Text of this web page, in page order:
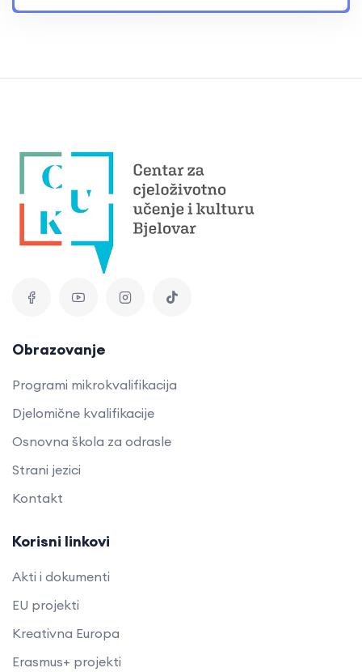
Obrazovanje
Programi mikrokvalifikacija
Djelomične kvalifikacije
Osnovna škola za odrasle
Strani jezici
Kontakt
Korisni linkovi
Akti i dokumenti
EU projekti
Kreativna Europa
Erasmus+ projekti